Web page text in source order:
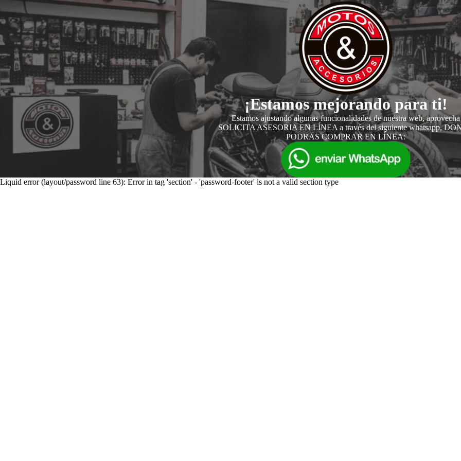
¡Estamos mejorando para ti!
Estamos ajustando algunas funcionalidades de nuestra web, aprovecha
SOLICITA ASESORIA EN LÍNEA a través del siguiente whatsapp,
PODRAS COMPRAR EN LÍNEA:
Liquid error (layout/password line 63): Error in tag 'section' - 'password-footer' is not a valid section type